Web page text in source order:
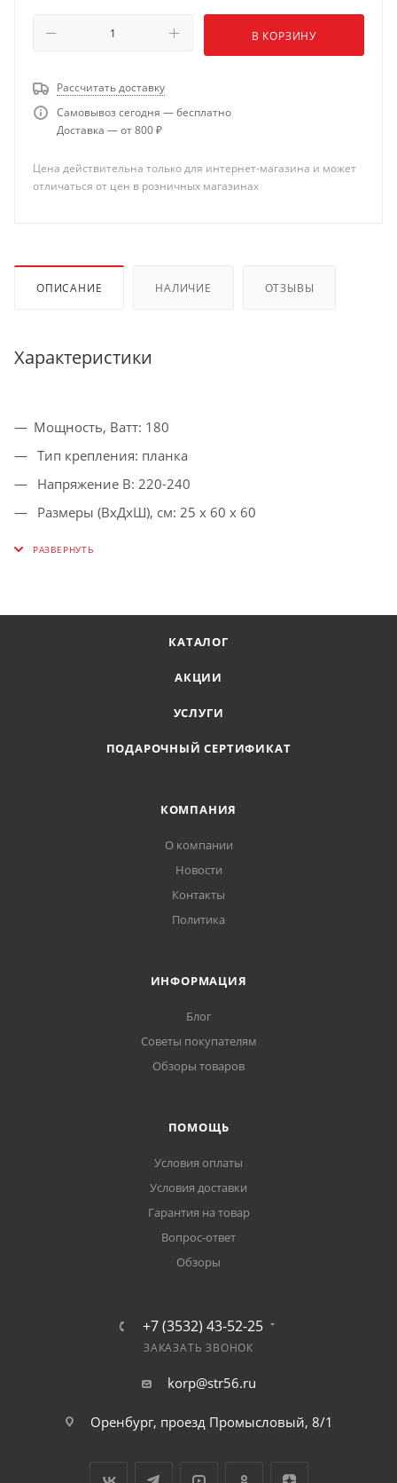
В КОРЗИНУ
Рассчитать доставку
Самовывоз сегодня — бесплатно
Доставка — от 800 ₽
Цена действительна только для интернет-магазина и может
отличаться от цен в розничных магазинах
ОПИСАНИЕ НАЛИЧИЕ ОТЗЫВЫ
Характеристики
Мощность, Ватт: 180
Тип крепления: планка
Напряжение В: 220-240
Размеры (ВхДхШ), см: 25 х 60 х 60
Материал арматуры: металл
Цвет арматуры: коричневый, хромовый
КАТАЛОГ
АКЦИИ
УСЛУГИ
ПОДАРОЧНЫЙ СЕРТИФИКАТ
КОМПАНИЯ
О компании
Новости
Контакты
Политика
ИНФОРМАЦИЯ
Блог
Советы покупателям
Обзоры товаров
ПОМОЩЬ
Условия оплаты
Условия доставки
Гарантия на товар
Вопрос-ответ
Обзоры
+7 (3532) 43-52-25
ЗАКАЗАТЬ ЗВОНОК
korp@str56.ru
Оренбург, проезд Промысловый, 8/1